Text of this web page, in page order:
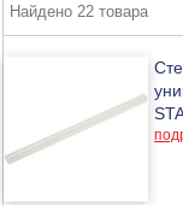
Найдено 22 товара